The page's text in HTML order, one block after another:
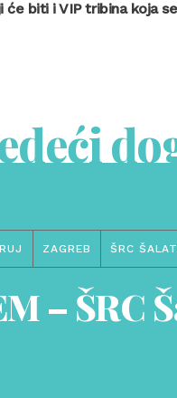
će biti i VIP tribina koja
RUJ ZAGREB ŠRC
– ŠRC